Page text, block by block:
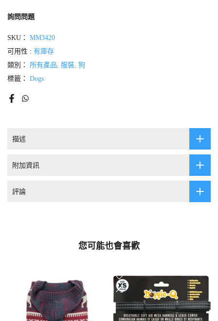
詢問問題
SKU： MM3420
可用性 : 有庫存
類別： 所有產品 服裝 狗
標籤： Dogs
描述
附加資訊
評論
您可能也會喜歡